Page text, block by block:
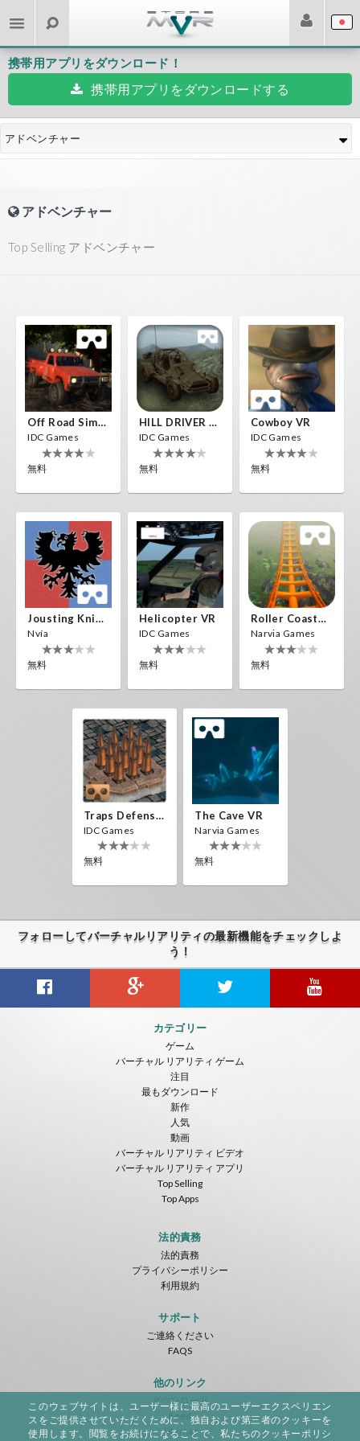
携帯用アプリをダウンロード！
携帯用アプリをダウンロードする
アドベンチャー
アドベンチャー
Top Selling アドベンチャー
Off Road Simulator VR
IDC Games
無料
HILL DRIVER VR
IDC Games
無料
Cowboy VR
IDC Games
無料
Jousting Knights VR
Nvía
無料
Helicopter VR
IDC Games
無料
Roller Coaster VR
Narvia Games
無料
Traps Defense VR
IDC Games
無料
The Cave VR
Narvia Games
無料
フォローしてバーチャルリアリティの最新機能をチェックしよ
う！
カテゴリー
ゲーム
バーチャル リアリティ ゲーム
注目
最もダウンロード
新作
人気
動画
バーチャル リアリティ ビデオ
バーチャル リアリティ アプリ
Top Selling
Top Apps
法的責務
法的責務
プライバシーポリシー
利用規約
サポート
ご連絡ください
FAQS
他のリンク
ダウンロード
Feed
Sitemap
このウェブサイトは、ユーザー様に最高のユーザーエクスペリエン
スをご提供させていただくために、独自および第三者のクッキーを
使用します。閲覧をお続けになることで、私たちのクッキーポリシ